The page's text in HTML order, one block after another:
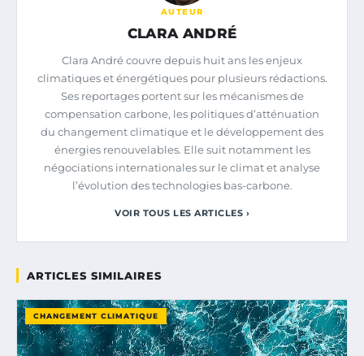
AUTEUR
CLARA ANDRÉ
Clara André couvre depuis huit ans les enjeux
climatiques et énergétiques pour plusieurs rédactions.
Ses reportages portent sur les mécanismes de
compensation carbone, les politiques d’atténuation
du changement climatique et le développement des
énergies renouvelables. Elle suit notamment les
négociations internationales sur le climat et analyse
l’évolution des technologies bas-carbone.
VOIR TOUS LES ARTICLES ›
ARTICLES SIMILAIRES
CHANGEMENT CLIMATIQUE